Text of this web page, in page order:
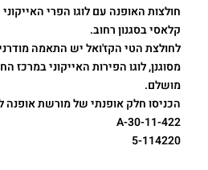
חולצות האופנה עם לוגו הפרי
קלאסי בסגנון רחוב.
לחולצת הטי הקז'ואל יש התאמה
מסוגנן, לוגו הפירות האייקוני במרכז
מושלם.
הכניסו חלק אופנתי של מורשת אופנה
11-422-A-30
5-114220